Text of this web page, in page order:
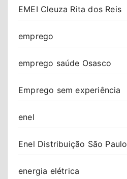
EMEI Cleuza Rita dos Reis
emprego
emprego saúde Osasco
Emprego sem experiência
enel
Enel Distribuição São Paulo
energia elétrica